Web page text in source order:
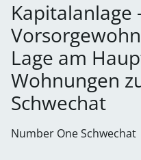
Kapitalanlage
Lage am
Wohnungen
Schwechat
Number One Schwechat